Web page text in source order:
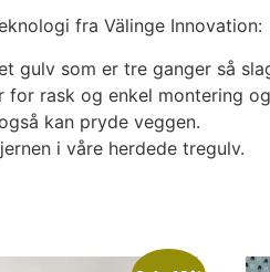
fra Välinge Innovation:
gulv som er tre ganger så
rask og enkel montering
kan pryde veggen.
i våre herdede tregulv.